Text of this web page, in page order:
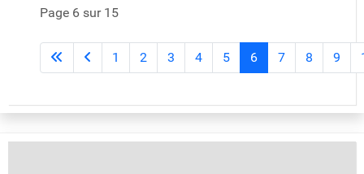
Page 6 sur 15
1 2 3 4 5 6 7 8 9